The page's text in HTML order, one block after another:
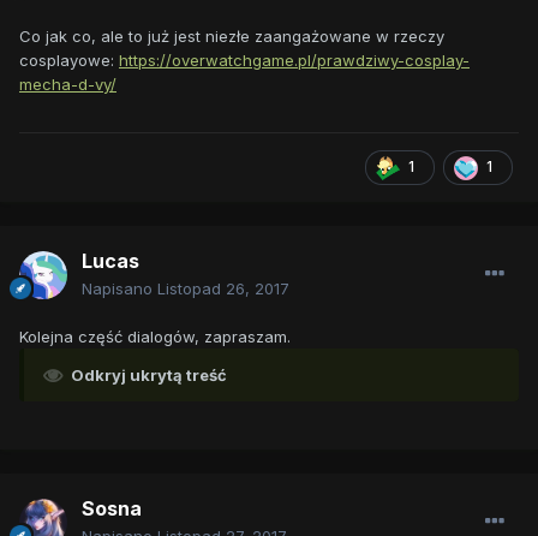
Co jak co, ale to już jest niezłe zaangażowane w rzeczy
cosplayowe: https://overwatchgame.pl/prawdziwy-cosplay-
mecha-d-vy/
1 1
Lucas
Napisano Listopad 26, 2017
Kolejna część dialogów, zapraszam.
Odkryj ukrytą treść
Sosna